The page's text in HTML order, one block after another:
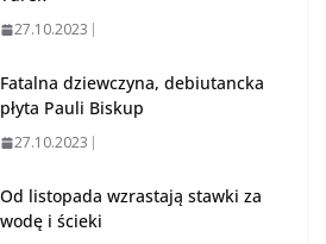
27.10.2023
Fatalna dziewczyna, debiutancka
płyta Pauli Biskup
27.10.2023
Od listopada wzrastają stawki za
wodę i ścieki